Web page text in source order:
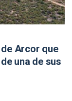
Arcor que
una de sus